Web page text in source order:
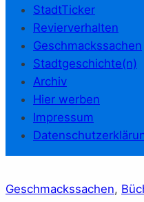
StadtTicker
Revierverhalten
Geschmackssachen
Stadtgeschichte(n)
Archiv
Hier werben
Impressum
Geschmackssachen,